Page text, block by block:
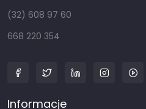
(32) 608 97 60
668 220 354
Informacje